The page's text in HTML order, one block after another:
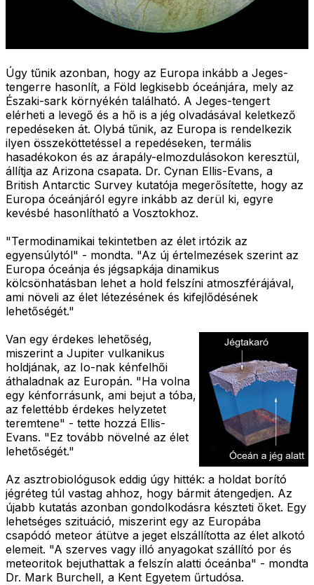
Úgy tűnik azonban, hogy az Europa inkább a Jeges-
tengerre hasonlít, a Föld legkisebb óceánjára, mely az
Északi-sark környékén található. A Jeges-tengert
elérheti a levegő és a hő is a jég olvadásával keletkező
repedéseken át. Olybá tűnik, az Europa is rendelkezik
ilyen összeköttetéssel a repedéseken, termális
hasadékokon és az árapály-elmozdulásokon keresztül,
állítja az Arizona csapata. Dr. Cynan Ellis-Evans, a
British Antarctic Survey kutatója megerősítette, hogy az
Europa óceánjáról egyre inkább az derül ki, egyre
kevésbé hasonlítható a Vosztokhoz.
"Termodinamikai tekintetben az élet irtózik az
egyensúlytól" - mondta. "Az új értelmezések szerint az
Europa óceánja és jégsapkája dinamikus
kölcsönhatásban lehet a hold felszíni atmoszférájával,
ami növeli az élet létezésének és kifejlődésének
lehetőségét."
Van egy érdekes lehetőség,
miszerint a Jupiter vulkanikus
holdjának, az Io-nak kénfelhői
áthaladnak az Europán. "Ha volna
egy kénforrásunk, ami bejut a tóba,
az felettébb érdekes helyzetet
teremtene" - tette hozzá Ellis-
Evans. "Ez tovább növelné az élet
lehetőségét."
Az asztrobiológusok eddig úgy hitték: a holdat borító
jégréteg túl vastag ahhoz, hogy bármit átengedjen. Az
újabb kutatás azonban gondolkodásra készteti őket. Egy
lehetséges szituáció, miszerint egy az Europába
csapódó meteor átütve a jeget elszállította az élet alkotó
elemeit. "A szerves vagy illó anyagokat szállító por és
meteoritok bejuthattak a felszín alatti óceánba" - mondta
Dr. Mark Burchell, a Kent Egyetem űrtudósa.